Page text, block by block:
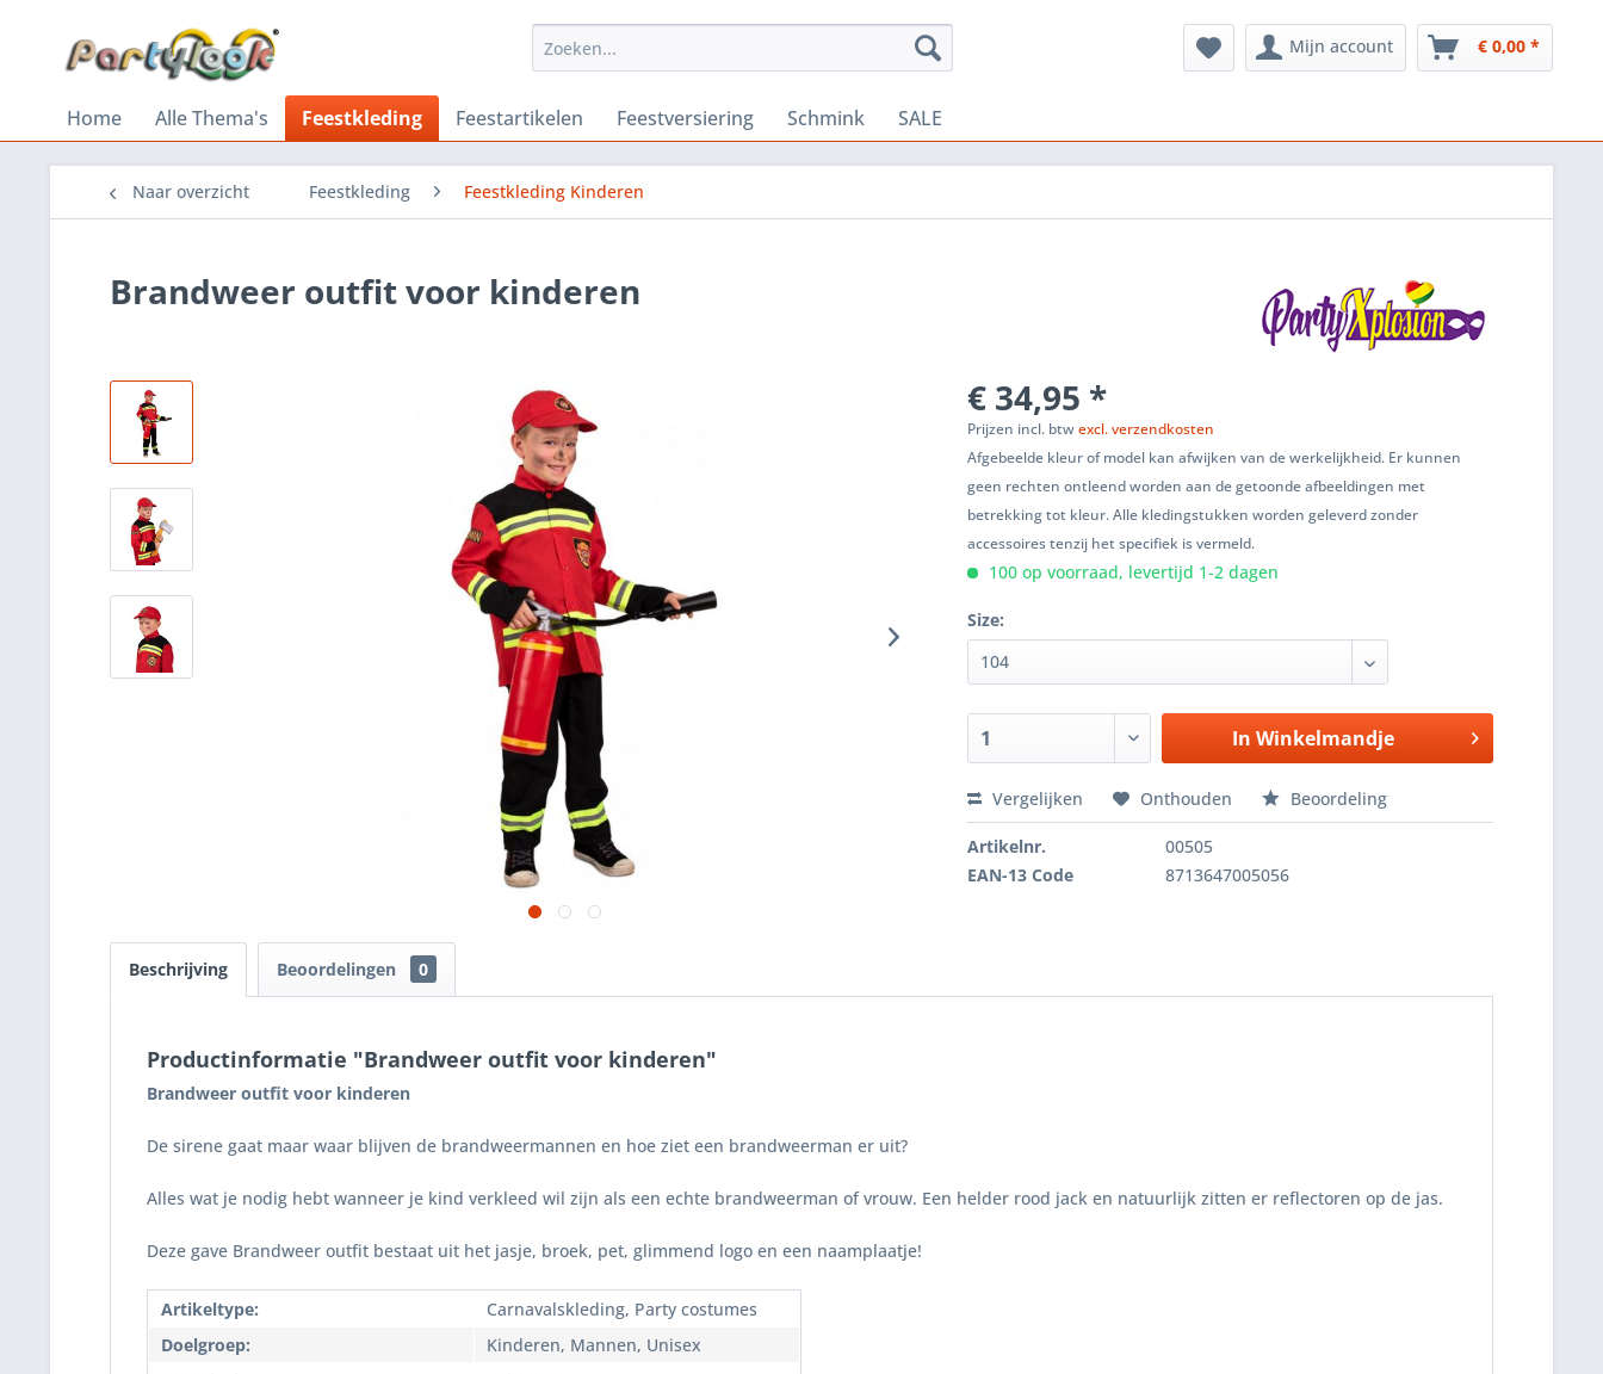
Mijn account € 0,00 *
Home Alle Thema's Feestkleding Feestartikelen Feestversiering Schmink SALE
Naar overzicht Feestkleding Feestkleding Kinderen
Brandweer outfit voor kinderen
€ 34,95 *
Prijzen incl. btwexcl. verzendkosten
Afgebeelde kleur of model kan afwijken van de werkelijkheid. Er kunnen
geen rechten ontleend worden aan de getoonde afbeeldingen met
betrekking tot kleur. Alle kledingstukken worden geleverd zonder
accessoires tenzij het specifiek is vermeld.
100 op voorraad, levertijd 1-2 dagen
Size:
In Winkelmandje
Vergelijken Onthouden Beoordeling
Artikelnr.
00505
EAN-13 Code
8713647005056
Beschrijving Beoordelingen 0
Productinformatie "Brandweer outfit voor kinderen"
Brandweer outfit voor kinderen
De sirene gaat maar waar blijven de brandweermannen en hoe ziet een brandweerman er uit?
Alles wat je nodig hebt wanneer je kind verkleed wil zijn als een echte brandweerman of vrouw. Een helder rood jack en natuurlijk zitten er reflectoren op de jas.
Deze gave Brandweer outfit bestaat uit het jasje, broek, pet, glimmend logo en een naamplaatje!
Artikeltype:
Carnavalskleding, Party costumes
Doelgroep:
Kinderen, Mannen, Unisex